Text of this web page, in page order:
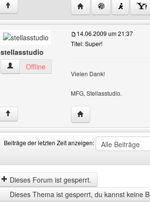
↑ Website dieses
stellasstudio
stellasstudio Benutzer-Profile anzeigen
Offline
14.06.2009 um 21:37
Titel: Super!
Vielen Dank!
MFG, Stellasstudio.
↑ Website dieses
Beiträge der letzten Zeit anzeigen:
der
letzten
Zeit
anzeigen
by
Dieses Forum ist gesperrt.
Dieses Thema ist gesperrt, du kannst keine